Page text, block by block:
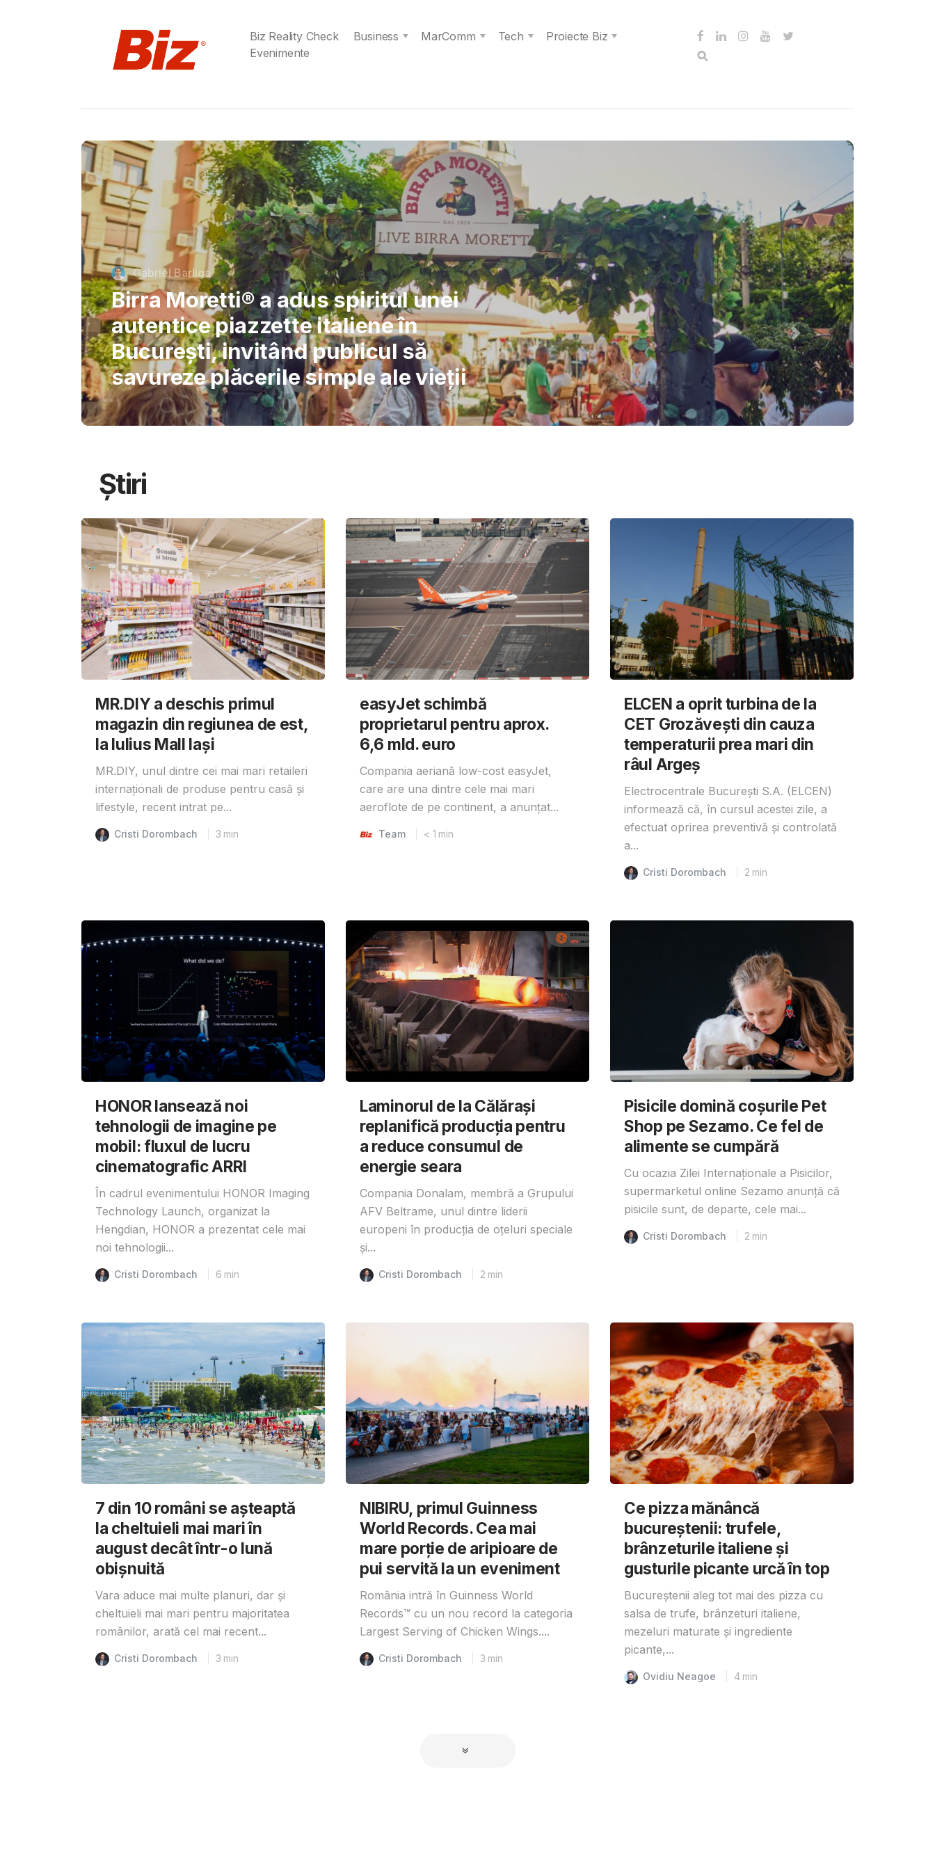
Biz Reality Check Business MarComm Tech
Proiecte Biz
Evenimente
Cristi Dorombach
Richard Joannides, Verita
International School: Școlile nu pot
permite AI-ului să înlocuiască
gândirea elevilor
Știri
MR.DIY a deschis primul
magazin din regiunea de est,
la Iulius Mall Iași
MR.DIY, unul dintre cei mai mari retaileri
internaționali de produse pentru casă și
lifestyle, recent intrat pe...
Cristi Dorombach 3 min
easyJet schimbă
proprietarul pentru aprox.
6,6 mld. euro
Compania aeriană low-cost easyJet,
care are una dintre cele mai mari
aeroflote de pe continent, a anunțat...
Team < 1 min
ELCEN a oprit turbina de la
CET Grozăvești din cauza
temperaturii prea mari din
râul Argeș
Electrocentrale București S.A. (ELCEN)
informează că, în cursul acestei zile, a
efectuat oprirea preventivă și controlată
a...
Cristi Dorombach 2 min
HONOR lansează noi
tehnologii de imagine pe
mobil: fluxul de lucru
cinematografic ARRI
În cadrul evenimentului HONOR Imaging
Technology Launch, organizat la
Hengdian, HONOR a prezentat cele mai
noi tehnologii...
Cristi Dorombach 6 min
Laminorul de la Călărași
replanifică producția pentru
a reduce consumul de
energie seara
Compania Donalam, membră a Grupului
AFV Beltrame, unul dintre liderii
europeni în producția de oțeluri speciale
și...
Cristi Dorombach 2 min
Pisicile domină coșurile Pet
Shop pe Sezamo. Ce fel de
alimente se cumpără
Cu ocazia Zilei Internaționale a Pisicilor,
supermarketul online Sezamo anunță că
pisicile sunt, de departe, cele mai...
Cristi Dorombach 2 min
7 din 10 români se așteaptă
la cheltuieli mai mari în
august decât într-o lună
obișnuită
Vara aduce mai multe planuri, dar și
cheltuieli mai mari pentru majoritatea
românilor, arată cel mai recent...
Cristi Dorombach 3 min
NIBIRU, primul Guinness
World Records. Cea mai
mare porție de aripioare de
pui servită la un eveniment
România intră în Guinness World
Records™️ cu un nou record la categoria
Largest Serving of Chicken Wings....
Cristi Dorombach 3 min
Ce pizza mănâncă
bucureștenii: trufele,
brânzeturile italiene și
gusturile picante urcă în top
Bucureștenii aleg tot mai des pizza cu
salsa de trufe, brânzeturi italiene,
mezeluri maturate și ingrediente
picante,...
Ovidiu Neagoe 4 min